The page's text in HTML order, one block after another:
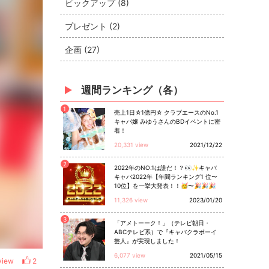
2
ピックアップ (8)
プレゼント (2)
企画 (27)
週間ランキング（各）
1
売上1日☆1億円☆ クラブエースのNo.1
キャバ嬢 みゆうさんのBDイベントに密
着！
20,331 view
2021/12/22
2
2022年のNO.1は誰だ！？👀✨キャバ
キャバ2022年【年間ランキング1 位〜
10位】を一挙大発表！！🥳〜🎉🎉🎉
11,326 view
2023/01/20
3
「アメトーーク！」（テレビ朝日・
ABCテレビ系）で『キャバクラボーイ
芸人』が実現しました！
6,077 view
2021/05/15